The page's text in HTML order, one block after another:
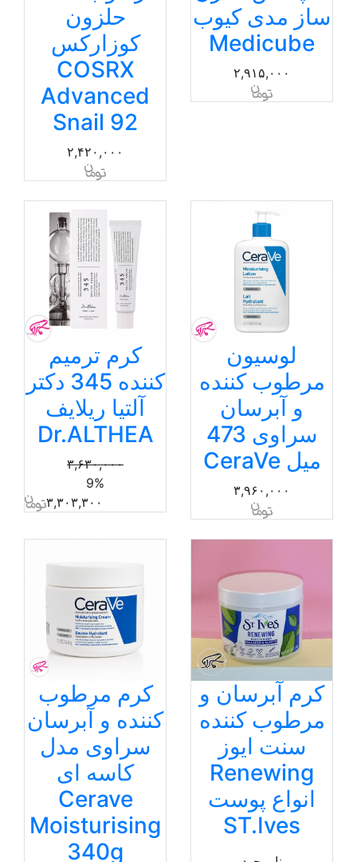
ساز مدی کیوب
Medicube
۲,۹۱۵,۰۰۰
حلزون
کوزارکس
COSRX
Advanced
Snail 92
۲,۴۲۰,۰۰۰
لوسیون
مرطوب کننده
و آبرسان
سراوی 473
میل CeraVe
۳,۹۶۰,۰۰۰
کرم ترمیم
کننده 345 دکتر
آلتیا ریلایف
Dr.ALTHEA
۳,۶۳۰,۰۰۰
9%
۳,۳۰۳,۳۰۰
کرم آبرسان و
مرطوب کننده
سنت ایوز
Renewing
انواع پوست
ST.Ives
کرم مرطوب
کننده و آبرسان
سراوی مدل
کاسه ای
Cerave
Moisturising
340g